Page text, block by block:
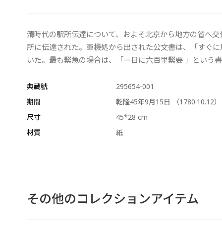
清時代の駅所伝達について、およそ北京から地方の省へ
所に伝達された。軍機処から出された公文書は、「すぐ
いた。最も緊急の場合は、「一日に六百里緊要 」という
典藏號
295654-001
期間
乾隆45年9月15日 （1780.10.12）
尺寸
45*28 cm
材質
紙
その他のコレクションアイテム